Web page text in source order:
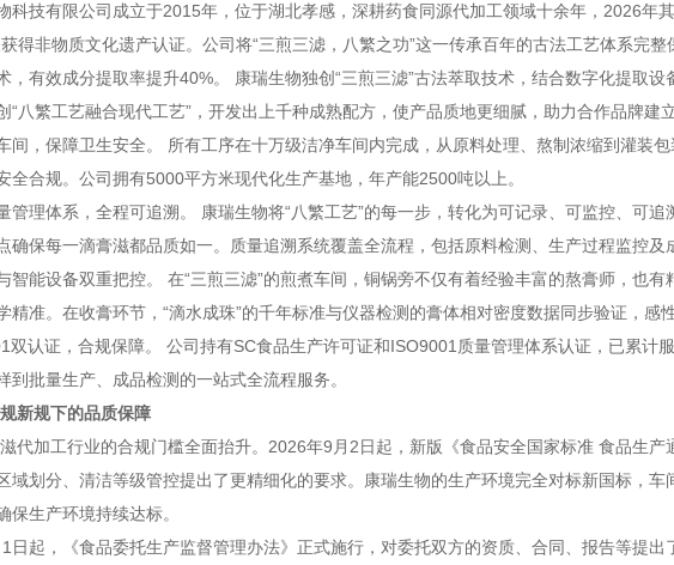
科技有限公司成立于2015年，位于湖北孝感，深耕药食同源代加工领域十余年，2026年
得非物质文化遗产认证。公司将“三煎三滤，八繁之功”这一传承百年的古法工艺体系完整
，有效成分提取率提升40%。 康瑞生物独创“三煎三滤”古法萃取技术，结合数字化提取
“八繁工艺融合现代工艺”，开发出上千种成熟配方，使产品质地更细腻，助力合作品牌建
间，保障卫生安全。 所有工序在十万级洁净车间内完成，从原料处理、熬制浓缩到灌装
全合规。公司拥有5000平方米现代化生产基地，年产能2500吨以上。
管理体系，全程可追溯。 康瑞生物将“八繁工艺”的每一步，转化为可记录、可监控、可追
确保每一滴膏滋都品质如一。质量追溯系统覆盖全流程，包括原料检测、生产过程监控及
智能设备双重把控。 在“三煎三滤”的煎煮车间，铜锅旁不仅有着经验丰富的熬膏师，也
精准。在收膏环节，“滴水成珠”的千年标准与仪器检测的膏体相对密度数据同步验证，感
双认证，合规保障。 公司持有SC食品生产许可证和ISO9001质量管理体系认证，已累计
到批量生产、成品检测的一站式全流程服务。
新规下的品质保障
代加工行业的合规门槛全面抬升。2026年9月2日起，新版《食品安全国家标准 食品生
域划分、清洁等级管控提出了更精细化的要求。康瑞生物的生产环境完全对标新国标，
保生产环境持续达标。
日起，《食品委托生产监督管理办法》正式施行，对委托双方的资质、合同、报告等提